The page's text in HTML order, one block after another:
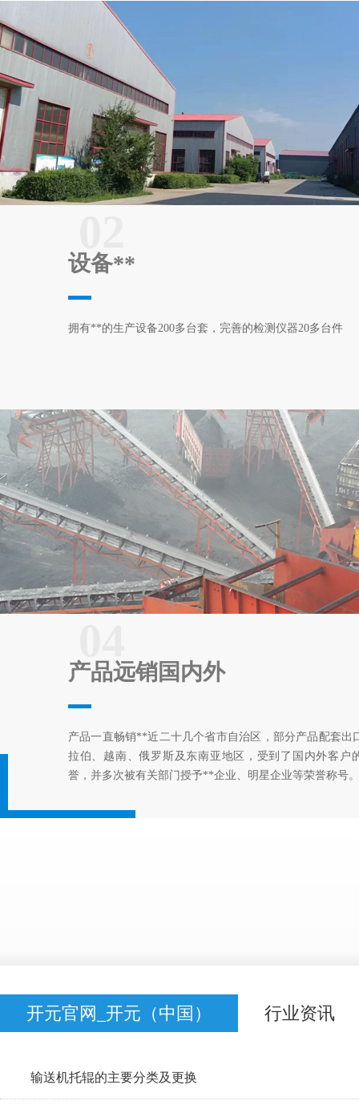
设备**
拥有**的生产设备200多台套，完善的检测仪器20多台件
产品远销国内外
产品一直畅销**近二十几个省市自治区，部分产品配套出
拉伯、越南、俄罗斯及东南亚地区，受到了国内外客户
誉，并多次被有关部门授予**企业、明星企业等荣誉称号。
开元官网_开元（中国） 行业资讯
输送机托辊的主要分类及更换